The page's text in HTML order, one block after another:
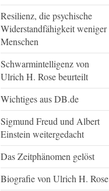
Resilienz, die psychische
Widerstandfähigkeit weniger
Menschen
Schwarmintelligenz von
Ulrich H. Rose beurteilt
Wichtiges aus DB.de
Sigmund Freud und Albert
Einstein weitergedacht
Das Zeitphänomen gelöst
Biografie von Ulrich H. Rose